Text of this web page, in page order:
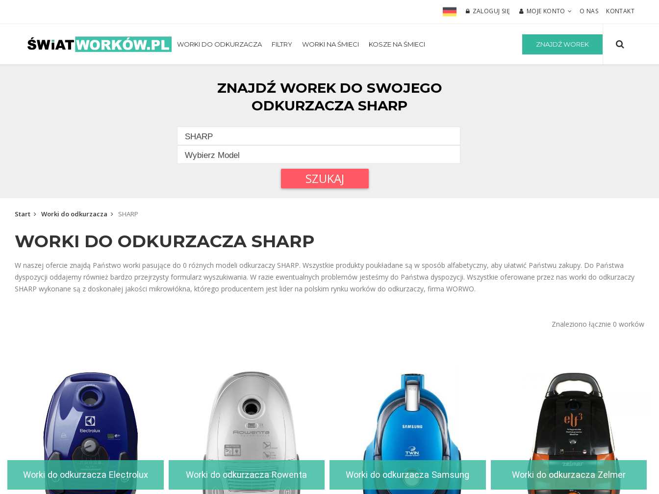
ZALOGUJ SIĘ MOJE KONTO O NAS KONTAKT
ZNAJDŹ WOREK
WORKI DO ODKURZACZA FILTRY WORKI NA ŚMIECI KOSZE NA ŚMIECI
ZNAJDŹ WOREK DO SWOJEGO
ODKURZACZA SHARP
SZUKAJ
Start Worki do odkurzacza SHARP
WORKI DO ODKURZACZA SHARP
W naszej ofercie znajdą Państwo worki pasujące do 0 różnych modeli odkurzaczy SHARP. Wszystkie produkty poukładane są w sposób alfabetyczny, aby ułatwić Państwu zakupy. Do Państwa
dyspozycji oddajemy również bardzo przejrzysty formularz wyszukiwania. W razie ewentualnych problemów jesteśmy do Państwa dyspozycji. Wszystkie oferowane przez nas worki do odkurzaczy
SHARP wykonane są z doskonałej jakości mikrowłókna, którego producentem jest lider na polskim rynku worków do odkurzaczy, firma WORWO.
Znaleziono łącznie 0 worków
Worki do odkurzacza Electrolux Worki do odkurzacza Rowenta Worki do odkurzacza Samsung Worki do odkurzacza Zelmer